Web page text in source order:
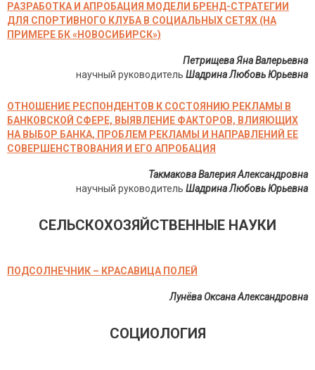
РАЗРАБОТКА И АПРОБАЦИЯ МОДЕЛИ БРЕНД-СТРАТЕГИИ
ДЛЯ СПОРТИВНОГО КЛУБА В СОЦИАЛЬНЫХ СЕТЯХ (НА
ПРИМЕРЕ БК «НОВОСИБИРСК»)
Петрищева Яна Валерьевна
научный руководитель Шадрина Любовь Юрьевна
ОТНОШЕНИЕ РЕСПОНДЕНТОВ К СОСТОЯНИЮ РЕКЛАМЫ В
БАНКОВСКОЙ СФЕРЕ, ВЫЯВЛЕНИЕ ФАКТОРОВ, ВЛИЯЮЩИХ
НА ВЫБОР БАНКА, ПРОБЛЕМ РЕКЛАМЫ И НАПРАВЛЕНИЙ ЕЕ
СОВЕРШЕНСТВОВАНИЯ И ЕГО АПРОБАЦИЯ
Такмакова Валерия Александровна
научный руководитель Шадрина Любовь Юрьевна
СЕЛЬСКОХОЗЯЙСТВЕННЫЕ НАУКИ
ПОДСОЛНЕЧНИК – КРАСАВИЦА ПОЛЕЙ
Лунёва Оксана Александровна
СОЦИОЛОГИЯ